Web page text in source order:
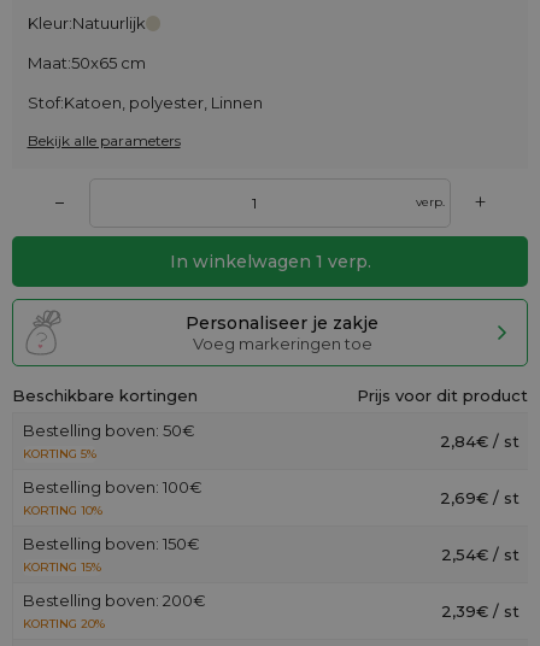
Kleur:Natuurlijk
Maat:50x65 cm
Stof:Katoen, polyester, Linnen
Bekijk alle parameters
– verp. +
In winkelwagen 1 verp.
Personaliseer je zakje
Voeg markeringen toe
Beschikbare kortingen
Prijs voor dit product
Bestelling boven: 50€
KORTING 5%
2,84€ / st
Bestelling boven: 100€
KORTING 10%
2,69€ / st
Bestelling boven: 150€
KORTING 15%
2,54€ / st
Bestelling boven: 200€
KORTING 20%
2,39€ / st